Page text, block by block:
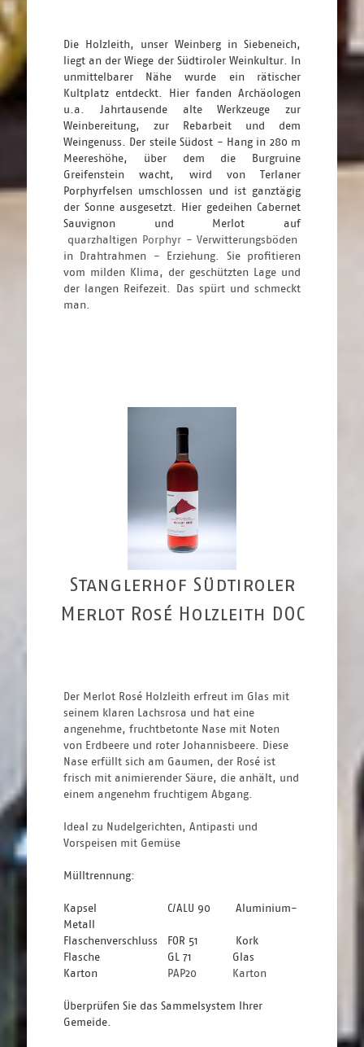
Die Holzleith, unser Weinberg in Siebeneich,
liegt an der Wiege der Südtiroler Weinkultur. In
unmittelbarer Nähe wurde ein rätischer
Kultplatz entdeckt. Hier fanden Archäologen
u.a. Jahrtausende alte Werkzeuge zur
Weinbereitung, zur Rebarbeit und dem
Weingenuss. Der steile Südost - Hang in 280 m
Meereshöhe, über dem die Burgruine
Greifenstein wacht, wird von Terlaner
Porphyrfelsen umschlossen und ist ganztägig
der Sonne ausgesetzt. Hier gedeihen Cabernet
Sauvignon und Merlot auf
quarzhaltigen Porphyr - Verwitterungsböden
in Drahtrahmen - Erziehung. Sie profitieren
vom milden Klima, der geschützten Lage und
der langen Reifezeit. Das spürt und schmeckt
man.
Stanglerhof Südtiroler
Merlot Rosé Holzleith DOC
Der Merlot Rosé Holzleith erfreut im Glas mit
seinem klaren Lachsrosa und hat eine
angenehme, fruchtbetonte Nase mit Noten
von Erdbeere und roter Johannisbeere. Diese
Nase erfüllt sich am Gaumen, der Rosé ist
frisch mit animierender Säure, die anhält, und
einem angenehm fruchtigem Abgang.
Ideal zu Nudelgerichten, Antipasti und
Vorspeisen mit Gemüse
Mülltrennung:
Kapsel C/ALU 90
Aluminium-
Metall
Flaschenverschluss
FOR 51
Kork
Flasche
GL 71
Glas
Karton
						PAP20			Karton
Überprüfen Sie das Sammelsystem Ihrer
Gemeide.